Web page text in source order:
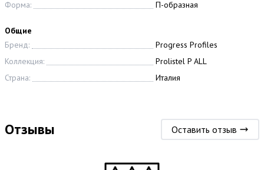
Форма:
П-образная
Общие
Бренд:
Progress Profiles
Коллекция:
Prolistel P ALL
Страна:
Италия
Отзывы Оставить отзыв